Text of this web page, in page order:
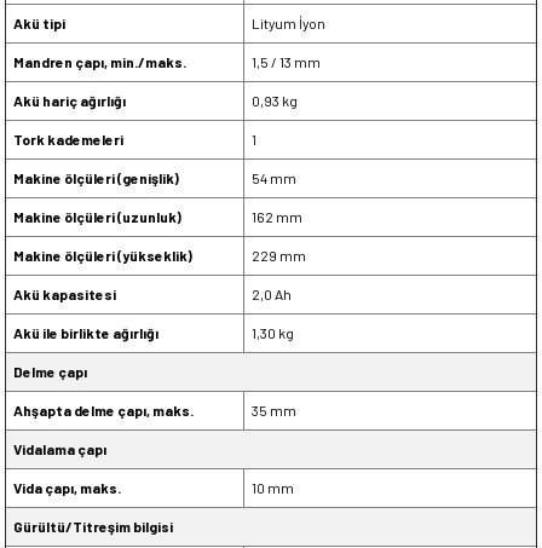
Akü tipi Lityum İyon
Mandren çapı, min./maks. 1,5 / 13 mm
Akü hariç ağırlığı 0,93 kg
Tork kademeleri 1
Makine ölçüleri (genişlik) 54 mm
Makine ölçüleri (uzunluk) 162 mm
Makine ölçüleri (yükseklik) 229 mm
Akü kapasitesi 2,0 Ah
Akü ile birlikte ağırlığı 1,30 kg
Delme çapı
Ahşapta delme çapı, maks. 35 mm
Vidalama çapı
Vida çapı, maks. 10 mm
Gürültü/Titreşim bilgisi